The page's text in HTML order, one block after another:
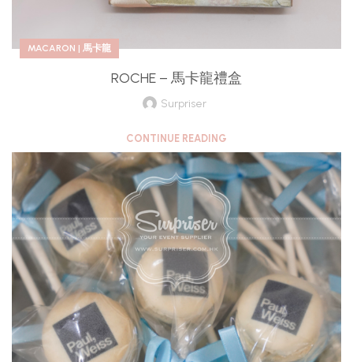
MACARON | 馬卡龍
ROCHE – 馬卡龍禮盒
Surpriser
CONTINUE READING